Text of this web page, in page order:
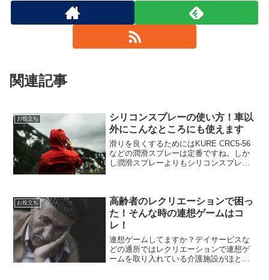
関連記事
お役立ち
シリコンスプレーの使い方！車以
外にこんなところにも使えます
滑りを良くするためにはKURE CRC5-56
などの潤滑スプレーは定番ですね。しか
し潤滑スプレーよりもシリコンスプレー
く劣化していま...
お役立ち
高齢者のレクリエーションで困っ
た！そんな時の連想ゲームはコ
レ！
連想ゲームしてますか？デイサービスな
どの通所ではレクリエーションで連想ゲ
ームを取り入れている介護施設がほとん